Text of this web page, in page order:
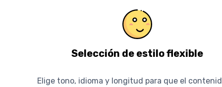
Selección de estilo flexible
Elige tono, idioma y longitud para que el